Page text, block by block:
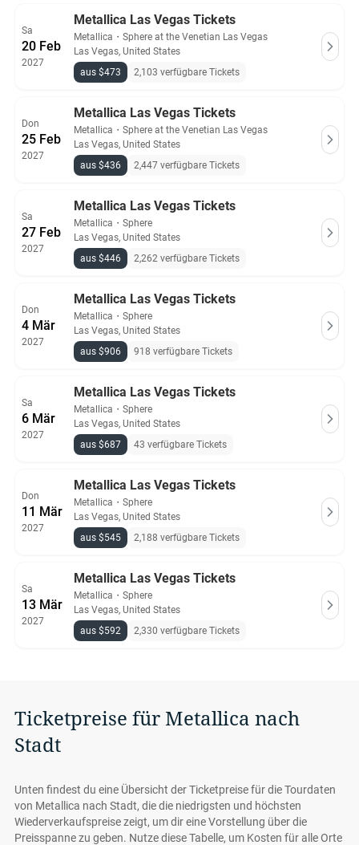
Sa
20 Feb
2027
Metallica Las Vegas Tickets
Metallica ・ Sphere at the Venetian Las Vegas
Las Vegas, United States
aus $473
2,103 verfügbare Tickets
Don
25 Feb
2027
Metallica Las Vegas Tickets
Metallica ・ Sphere at the Venetian Las Vegas
Las Vegas, United States
aus $436
2,447 verfügbare Tickets
Sa
27 Feb
2027
Metallica Las Vegas Tickets
Metallica ・ Sphere
Las Vegas, United States
aus $446
2,262 verfügbare Tickets
Don
4 Mär
2027
Metallica Las Vegas Tickets
Metallica ・ Sphere
Las Vegas, United States
aus $906
918 verfügbare Tickets
Sa
6 Mär
2027
Metallica Las Vegas Tickets
Metallica ・ Sphere
Las Vegas, United States
aus $687
43 verfügbare Tickets
Don
11 Mär
2027
Metallica Las Vegas Tickets
Metallica ・ Sphere
Las Vegas, United States
aus $545
2,188 verfügbare Tickets
Sa
13 Mär
2027
Metallica Las Vegas Tickets
Metallica ・ Sphere
Las Vegas, United States
aus $592
2,330 verfügbare Tickets
Ticketpreise für Metallica nach
Stadt
Unten findest du eine Übersicht der Ticketpreise für die Tourdaten
von Metallica nach Stadt, die die niedrigsten und höchsten
Wiederverkaufspreise zeigt, um dir eine Vorstellung über die
Preisspanne zu geben. Nutze diese Tabelle, um Kosten für alle Orte